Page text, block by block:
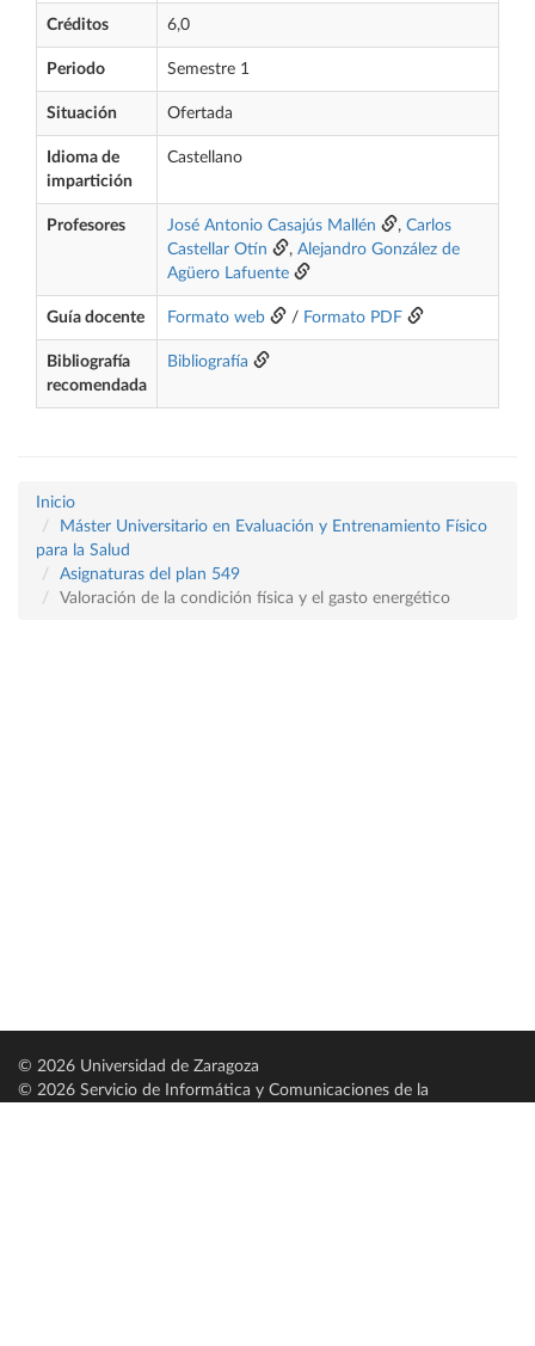
Créditos 6,0
Periodo Semestre 1
Situación Ofertada
Idioma de
impartición
Castellano
Profesores José Antonio Casajús Mallén , Carlos
Castellar Otín
, Alejandro González de
Agüero Lafuente
Guía docente Formato web / Formato PDF
Bibliografía
recomendada
Bibliografía
Inicio
Máster Universitario en Evaluación y Entrenamiento Físico
para la Salud
Asignaturas del plan 549
Valoración de la condición física y el gasto energético
© 2026 Universidad de Zaragoza
© 2026 Servicio de Informática y Comunicaciones de la